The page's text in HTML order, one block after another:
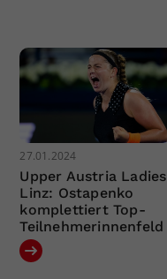
27.01.2024
Upper Austria Ladies
Linz: Ostapenko
komplettiert Top-
Teilnehmerinnenfeld